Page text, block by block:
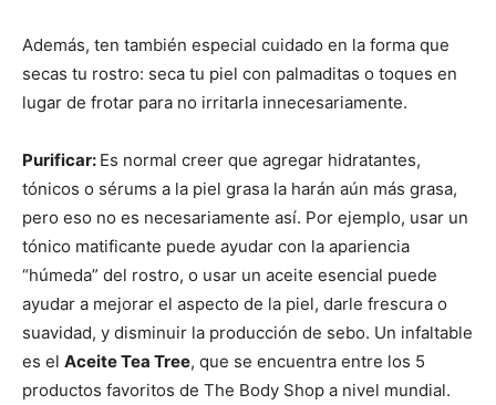
Además, ten también especial cuidado en la forma que
secas tu rostro: seca tu piel con palmaditas o toques en
lugar de frotar para no irritarla innecesariamente.
Purificar: Es normal creer que agregar hidratantes,
tónicos o sérums a la piel grasa la harán aún más grasa,
pero eso no es necesariamente así. Por ejemplo, usar un
tónico matificante puede ayudar con la apariencia
“húmeda” del rostro, o usar un aceite esencial puede
ayudar a mejorar el aspecto de la piel, darle frescura o
suavidad, y disminuir la producción de sebo. Un infaltable
es el Aceite Tea Tree, que se encuentra entre los 5
productos favoritos de The Body Shop a nivel mundial.